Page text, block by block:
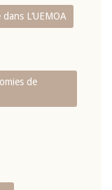
L‘UEMOA
de